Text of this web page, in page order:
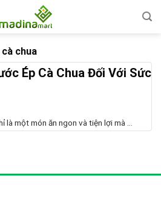
chua
Ép Cà Chua Đối Với Sức
là một món ăn ngon và tiện lợi mà ...